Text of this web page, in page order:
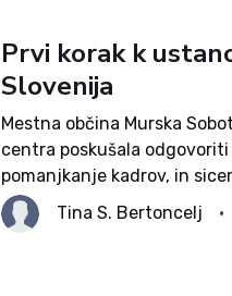
Prvi korak k
Slovenija
Mestna občina Murska
centra poskušala
pomanjkanje kadrov, in
ter napačnih odločitev pri
zbornico Slovenije in
Tina S. Bertoncelj